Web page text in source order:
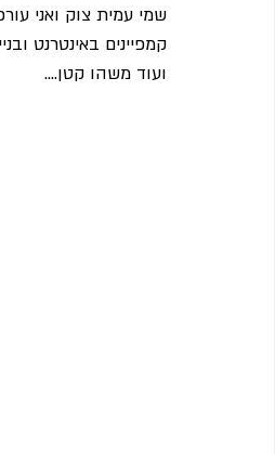
שמי עמית צוק ואני
קמפיינים באינטרנט
ועוד משהו קטן....